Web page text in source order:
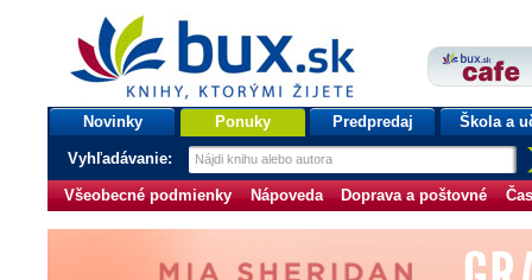
bux.sk
knihy, ktorými žijete
Úvodná stránka
Novinky Ponuky Predpredaj Škola a
Vyhľadávanie:
Všeobecné podmienky Nápoveda Doprava a poštovné